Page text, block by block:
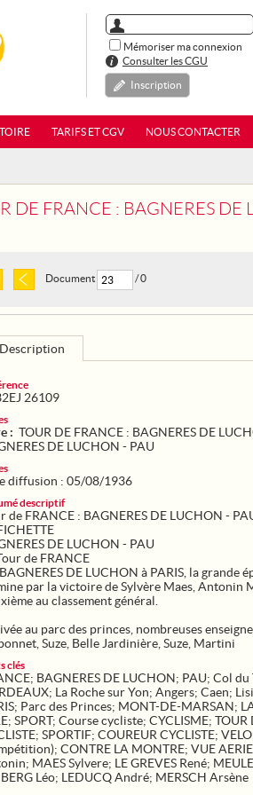
Mémoriser ma connexion
Consulter les CGU
Inscription
TARIFS ET CGV NOUS CONTACTER
FRANCE : BAGNERES DE
Document / 0
Description
26109
: TOUR DE FRANCE : BAGNERES DE
DE LUCHON - PAU
diffusion : 05/08/1936
descriptif
de FRANCE : BAGNERES DE LUCHON -
DE LUCHON - PAU
de FRANCE
DE LUCHON à PARIS, la grande
par la victoire de Sylvère Maes, Antonin
au classement général.
au parc des princes, nombreuses
Suze, Belle Jardinière, Suze, Martini
clés
; BAGNERES DE LUCHON; PAU; Col du
; La Roche sur Yon; Angers; Caen;
; Parc des Princes; MONT-DE-MARSAN;
; SPORT; Course cycliste; CYCLISME; TOUR
; SPORTIF; COUREUR CYCLISTE; VELO
; CONTRE LA MONTRE; VUE
; MAES Sylvere; LE GREVES René;
Léo; LEDUCQ André; MERSCH Arsène